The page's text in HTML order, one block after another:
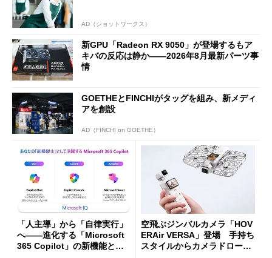
AD（ショットワークス）
新GPU「Radeon RX 9050」が登場するもア
キバの反応は静か――2026年8月最新パーツ事
情
GOETHEとFINCHIがタッグを組み、新メディ
アを創設
AD（FINCHI on GOETHE）
「人主導」から「自律実行」
へ――進化する「Microsoft
365 Copilot」の新機能とエ
空飛ぶジンバルカメラ「HOV
ERAir VERSA」登場 手持ち
スタイルからカメラドローン